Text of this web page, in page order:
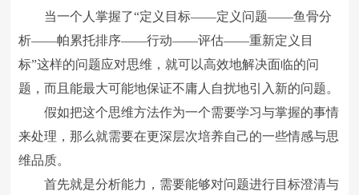
当一个人掌握了“定义目标――定义问题――鱼骨分
析――帕累托排序――行动――评估――重新定义目
标”这样的问题应对思维，就可以高效地解决面临的问
题，而且能最大可能地保证不庸人自扰地引入新的问题。
假如把这个思维方法作为一个需要学习与掌握的事情
来处理，那么就需要在更深层次培养自己的一些情感与思
维品质。
首先就是分析能力，需要能够对问题进行目标澄清与